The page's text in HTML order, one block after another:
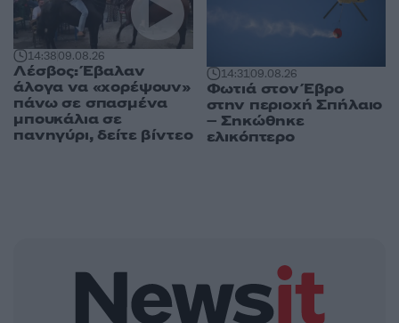
14:3809.08.26
Λέσβος: Έβαλαν
άλογα να «χορέψουν»
πάνω σε σπασμένα
μπουκάλια σε
πανηγύρι, δείτε βίντεο
14:3109.08.26
Φωτιά στον Έβρο
στην περιοχή Σπήλαιο
– Σηκώθηκε
ελικόπτερο